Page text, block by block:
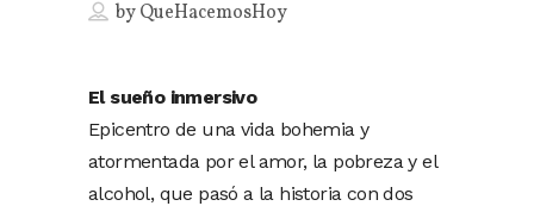
byQueHacemosHoy
El sueño inmersivo
Epicentro de una vida bohemia y
atormentada por el amor, la pobreza y el
alcohol, que pasó a la historia con dos